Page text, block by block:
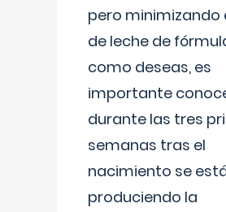
pero minimizando
de leche de
como deseas, es
importante
durante las tres
semanas tras el
nacimiento se
produciendo la